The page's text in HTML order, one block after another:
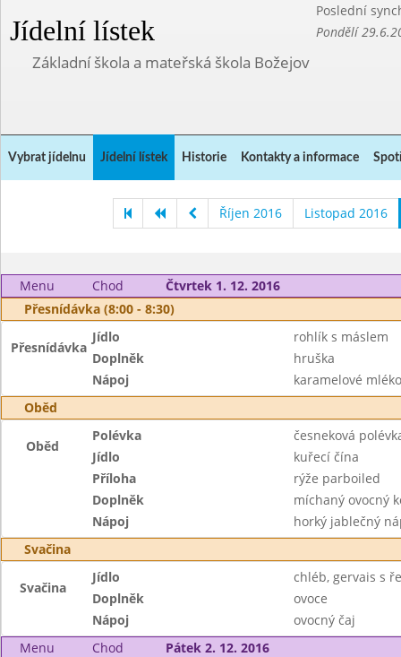
Jídelní lístek
Poslední
Pondělí
Základní škola a mateřská škola Božejov
Vybrat jídelnu Jídelní lístek Historie Kontakty a informace
Říjen 2016 Listopad 2016
Menu Chod
Čtvrtek 1. 12. 2016
Přesnídávka (8:00 - 8:30)
Přesnídávka
Jídlo
rohlík s máslem
Doplněk
hruška
Nápoj
karamelové
Oběd
Oběd
Polévka
česneková
Jídlo
kuřecí čína
Příloha
rýže parboiled
Doplněk
míchaný ovocný
Nápoj
horký jablečný
Svačina
Svačina
Jídlo
chléb, gervais s
Doplněk
ovoce
Nápoj
ovocný čaj
Menu
Chod
Pátek 2. 12. 2016